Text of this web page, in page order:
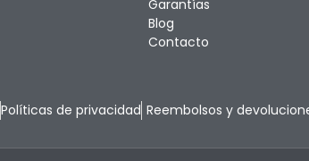
Garantías
Blog
Contacto
Políticas de privacidad Reembolsos y